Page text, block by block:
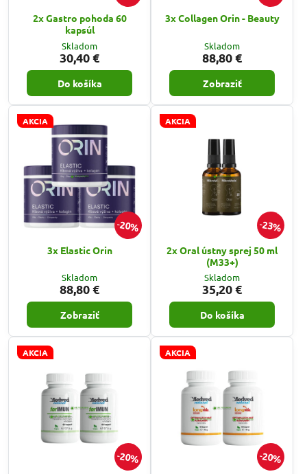
2x Gastro pohoda 60
kapsúl
Skladom
30,40 €
Do košíka
3x Collagen Orin - Beauty
Skladom
88,80 €
Zobraziť
20%
AKCIA
3x Elastic Orin
Skladom
88,80 €
Zobraziť
23%
AKCIA
2x Oral ústny sprej 50 ml
(M33+)
Skladom
35,20 €
Do košíka
20%
AKCIA
20%
AKCIA